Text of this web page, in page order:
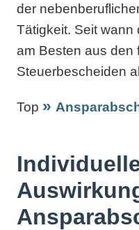
der
Tätigkeit. Seit wann
am Besten aus den
Steuerbescheiden
Top